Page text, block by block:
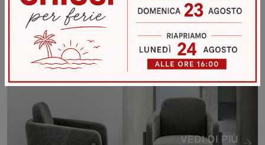
VEDI DI PIÙ
HOOD